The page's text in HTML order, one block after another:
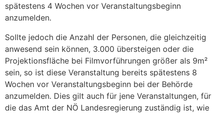
spätestens 4 Wochen vor Veranstaltungsbeginn
anzumelden.
Sollte jedoch die Anzahl der Personen, die gleichzeitig
anwesend sein können, 3.000 übersteigen oder die
Projektionsfläche bei Filmvorführungen größer als 9m²
sein, so ist diese Veranstaltung bereits spätestens 8
Wochen vor Veranstaltungsbeginn bei der Behörde
anzumelden. Dies gilt auch für jene Veranstaltungen, für
die das Amt der NÖ Landesregierung zuständig ist, wie